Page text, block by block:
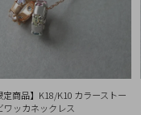
定商品】K18/K10 カラーストー
ワッカネックレス